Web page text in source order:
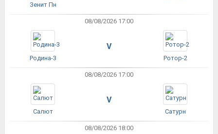
Зенит Пн
08/08/2026 17:00
Родина-3
V
Ротор-2
08/08/2026 17:00
Салют
V
Сатурн
08/08/2026 18:00